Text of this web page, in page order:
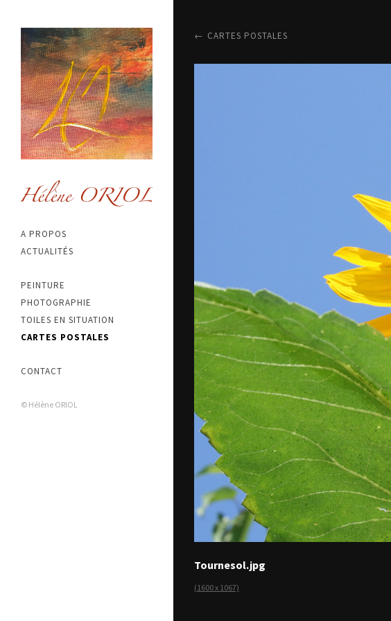
A PROPOS
ACTUALITÉS
PEINTURE
PHOTOGRAPHIE
TOILES EN SITUATION
CARTES POSTALES
CONTACT
© Hélène ORIOL
CARTES POSTALES
Tournesol.jpg
(1600 x 1067)